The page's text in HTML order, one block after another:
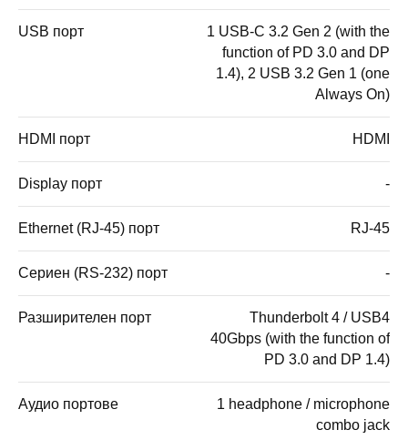
USB порт
1 USB-C 3.2 Gen 2 (with the
function of PD 3.0 and DP
1.4), 2 USB 3.2 Gen 1 (one
Always On)
HDMI порт HDMI
Display порт -
Ethernet (RJ-45) порт RJ-45
Сериен (RS-232) порт -
Разширителен порт
Thunderbolt 4 / USB4
40Gbps (with the function of
PD 3.0 and DP 1.4)
Аудио портове
1 headphone / microphone
combo jack